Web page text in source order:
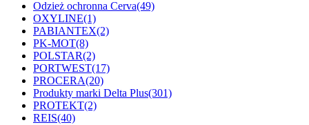
Odzież ochronna Cerva(49)
OXYLINE(1)
PABIANTEX(2)
PK-MOT(8)
POLSTAR(2)
PORTWEST(17)
PROCERA(20)
Produkty marki Delta Plus(301)
PROTEKT(2)
REIS(40)